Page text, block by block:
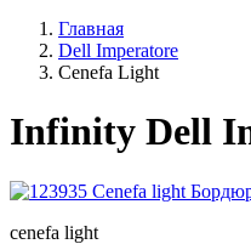
Главная
Dell Imperatore
Cenefa Light
Infinity Dell
cenefa light